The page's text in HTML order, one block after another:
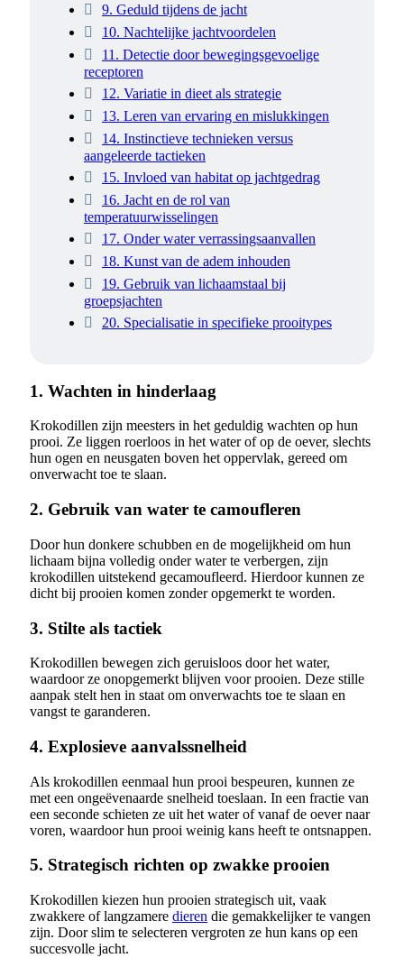
9. Geduld tijdens de jacht
10. Nachtelijke jachtvoordelen
11. Detectie door bewegingsgevoelige
receptoren
12. Variatie in dieet als strategie
13. Leren van ervaring en mislukkingen
14. Instinctieve technieken versus
aangeleerde tactieken
15. Invloed van habitat op jachtgedrag
16. Jacht en de rol van
temperatuurwisselingen
17. Onder water verrassingsaanvallen
18. Kunst van de adem inhouden
19. Gebruik van lichaamstaal bij
groepsjachten
20. Specialisatie in specifieke prooitypes
1. Wachten in hinderlaag
Krokodillen zijn meesters in het geduldig wachten op hun
prooi. Ze liggen roerloos in het water of op de oever, slechts
hun ogen en neusgaten boven het oppervlak, gereed om
onverwacht toe te slaan.
2. Gebruik van water te camoufleren
Door hun donkere schubben en de mogelijkheid om hun
lichaam bijna volledig onder water te verbergen, zijn
krokodillen uitstekend gecamoufleerd. Hierdoor kunnen ze
dicht bij prooien komen zonder opgemerkt te worden.
3. Stilte als tactiek
Krokodillen bewegen zich geruisloos door het water,
waardoor ze onopgemerkt blijven voor prooien. Deze stille
aanpak stelt hen in staat om onverwachts toe te slaan en
vangst te garanderen.
4. Explosieve aanvalssnelheid
Als krokodillen eenmaal hun prooi bespeuren, kunnen ze
met een ongeëvenaarde snelheid toeslaan. In een fractie van
een seconde schieten ze uit het water of vanaf de oever naar
voren, waardoor hun prooi weinig kans heeft te ontsnappen.
5. Strategisch richten op zwakke prooien
Krokodillen kiezen hun prooien strategisch uit, vaak
zwakkere of langzamere dieren die gemakkelijker te vangen
zijn. Door slim te selecteren vergroten ze hun kans op een
succesvolle jacht.